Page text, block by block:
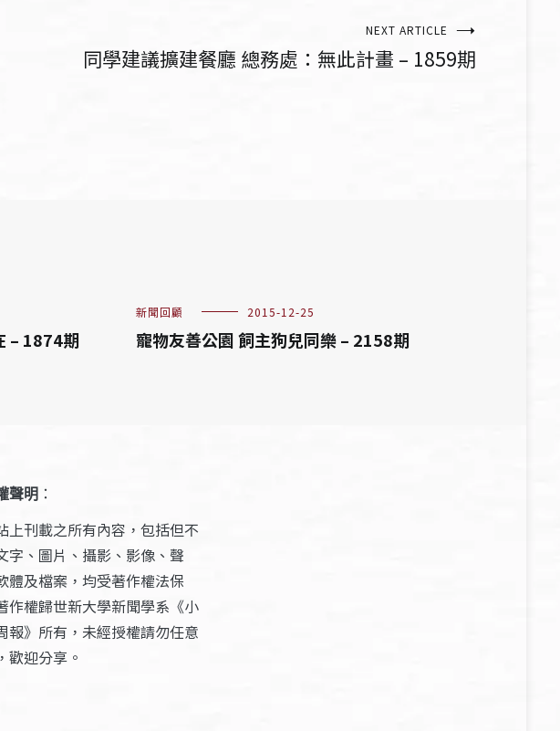
NEXT ARTICLE
同學建議擴建餐廳 總務處：無此計畫 – 1859期
– 1874期
新聞回顧 2015-12-25
寵物友善公園 飼主狗兒同樂 – 2158期
聲明 ：
上刊載之所有內容，包括但不
字、圖片、攝影、影像、聲
體及檔案，均受著作權法保
作權歸世新大學新聞學系《小
報》所有，未經授權請勿任意
歡迎分享。